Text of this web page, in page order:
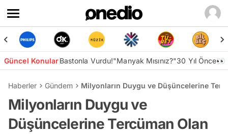
Güncel KonularBastonla Vurdu!"Manyak Mısınız?"30 Yıl Önce👀
Haberler Gündem Milyonların Duygu ve Düşüncelerine
Milyonların Duygu ve
Düşüncelerine Tercüman Olan